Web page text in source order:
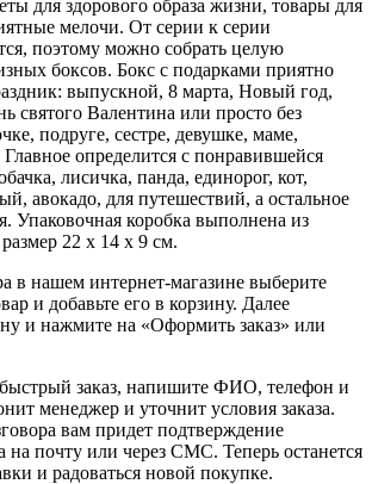
для здорового образа жизни, товары для
мелочи. От серии к серии
поэтому можно собрать целую
боксов. Бокс с подарками приятно
выпускной, 8 марта, Новый год,
святого Валентина или просто без
подруге, сестре, девушке, маме,
определится с понравившейся
лисичка, панда, единорог, кот,
авокадо, для путешествий, а остальное
Упаковочная коробка выполнена из
22 х 14 х 9 см.
в нашем интернет-магазине выберите
и добавьте его в корзину. Далее
и нажмите на «Оформить заказ» или
заказ, напишите ФИО, телефон и
менеджер и уточнит условия заказа.
вам придет подтверждение
на почту или через СМС. Теперь останется
и радоваться новой покупке.